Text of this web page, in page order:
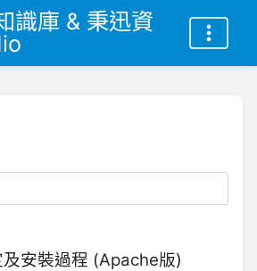
識庫 & 秉迅資
安裝過程 (Apache版)